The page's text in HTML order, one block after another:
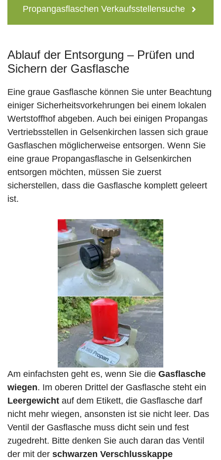
Propangasflaschen Verkaufsstellensuche
Ablauf der Entsorgung – Prüfen und
Sichern der Gasflasche
Eine graue Gasflasche können Sie unter Beachtung
einiger Sicherheitsvorkehrungen bei einem lokalen
Wertstoffhof abgeben. Auch bei einigen Propangas
Vertriebsstellen in Gelsenkirchen lassen sich graue
Gasflaschen möglicherweise entsorgen. Wenn Sie
eine graue Propangasflasche in Gelsenkirchen
entsorgen möchten, müssen Sie zuerst
sicherstellen, dass die Gasflasche komplett geleert
ist.
Am einfachsten geht es, wenn Sie die Gasflasche
wiegen. Im oberen Drittel der Gasflasche steht ein
Leergewicht auf dem Etikett, die Gasflasche darf
nicht mehr wiegen, ansonsten ist sie nicht leer. Das
Ventil der Gasflasche muss dicht sein und fest
zugedreht. Bitte denken Sie auch daran das Ventil
der mit der schwarzen Verschlusskappe